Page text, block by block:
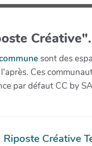
sont des
Ces
par défaut CC by
Riposte Créative